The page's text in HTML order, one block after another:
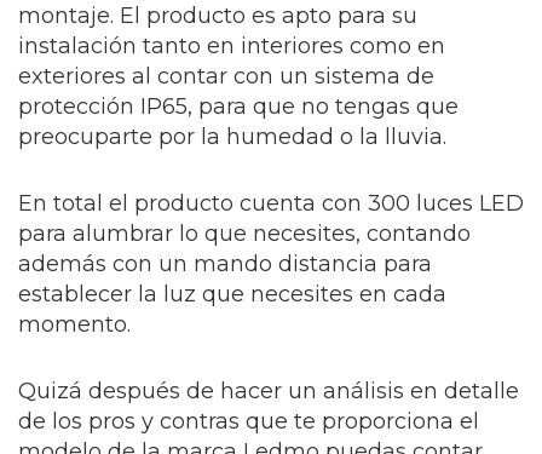
montaje. El producto es apto para su
instalación tanto en interiores como en
exteriores al contar con un sistema de
protección IP65, para que no tengas que
preocuparte por la humedad o la lluvia.
En total el producto cuenta con 300 luces LED
para alumbrar lo que necesites, contando
además con un mando distancia para
establecer la luz que necesites en cada
momento.
Quizá después de hacer un análisis en detalle
de los pros y contras que te proporciona el